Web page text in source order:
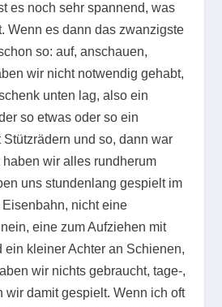
es noch sehr spannend, was
Wenn es dann das zwanzigste
so: auf, anschauen,
wir nicht notwendig gehabt,
unten lag, also ein
so etwas oder so ein
Stützrädern und so, dann war
wir alles rundherum
uns stundenlang gespielt im
nicht eine
eine zum Aufziehen mit
ein kleiner Achter an Schienen,
wir nichts gebraucht, tage-,
wir damit gespielt. Wenn ich oft